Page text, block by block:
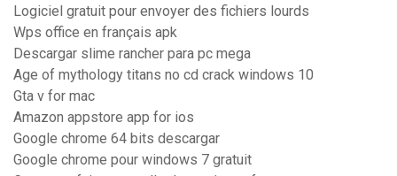
Logiciel gratuit pour envoyer des fichiers lourds
Wps office en français apk
Descargar slime rancher para pc mega
Age of mythology titans no cd crack windows 10
Gta v for mac
Amazon appstore app for ios
Google chrome 64 bits descargar
Google chrome pour windows 7 gratuit